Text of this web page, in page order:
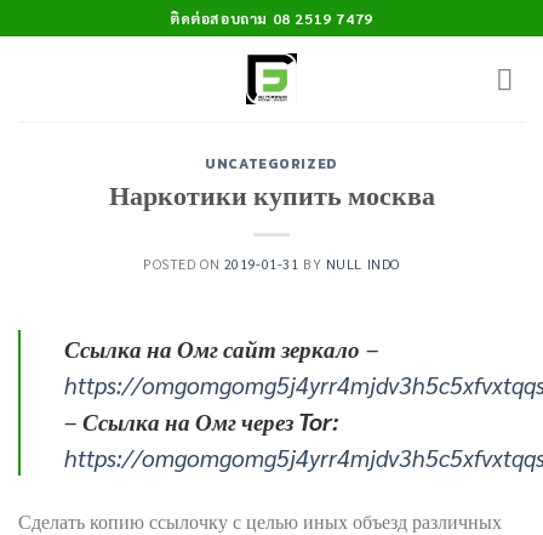
to
ติดต่อสอบถาม 08 2519 7479
UNCATEGORIZED
Наркотики купить москва
POSTED ON 2019-01-31 BY NULL INDO
Ссылка на Омг сайт зеркало –
https://
– Ссылка на Омг через Tor:
https://
Сделать копию ссылочку с целью иных объезд различных